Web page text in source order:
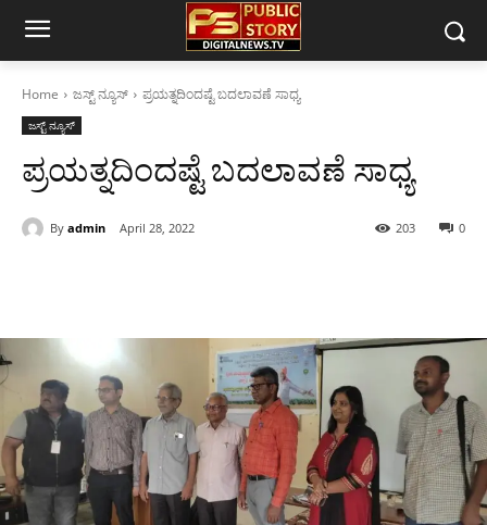
Home ಜಸ್ಟ್ ನ್ಯೂಸ್ ಪ್ರಯತ್ನದಿಂದಷ್ಟೆ ಬದಲಾವಣೆ ಸಾಧ್ಯ
ಜಸ್ಟ್ ನ್ಯೂಸ್
ಪ್ರಯತ್ನದಿಂದಷ್ಟೆ ಬದಲಾವಣೆ ಸಾಧ್ಯ
By admin April 28, 2022 0
203